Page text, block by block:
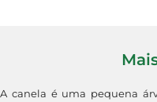
A canela é uma pequena